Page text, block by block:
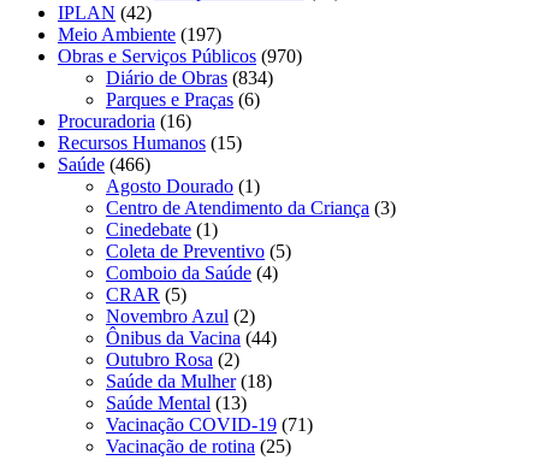
IPLAN (42)
Meio Ambiente (197)
Obras e Serviços Públicos (970)
Diário de Obras (834)
Parques e Praças (6)
Procuradoria (16)
Recursos Humanos (15)
Saúde (466)
Agosto Dourado (1)
Centro de Atendimento da Criança (3)
Cinedebate (1)
Coleta de Preventivo (5)
Comboio da Saúde (4)
CRAR (5)
Novembro Azul (2)
Ônibus da Vacina (44)
Outubro Rosa (2)
Saúde da Mulher(18)
Saúde Mental (13)
Vacinação COVID-19 (71)
Vacinação de rotina (25)